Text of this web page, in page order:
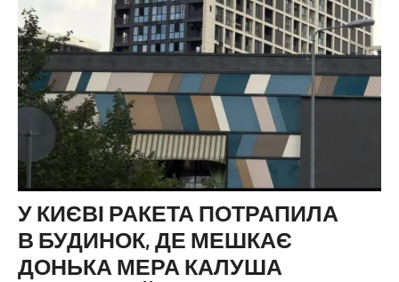
У КИЄВІ РАКЕТА ПОТРАПИЛА
В БУДИНОК, ДЕ МЕШКАЄ
ДОНЬКА МЕРА КАЛУША